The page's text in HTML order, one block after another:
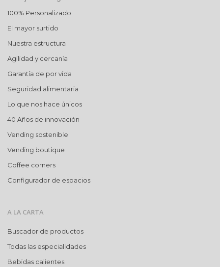
100% Personalizado
El mayor surtido
Nuestra estructura
Agilidad y cercanía
Garantía de por vida
Seguridad alimentaria
Lo que nos hace únicos
40 Años de innovación
Vending sostenible
Vending boutique
Coffee corners
Configurador de espacios
A LA CARTA
Buscador de productos
Todas las especialidades
Bebidas calientes